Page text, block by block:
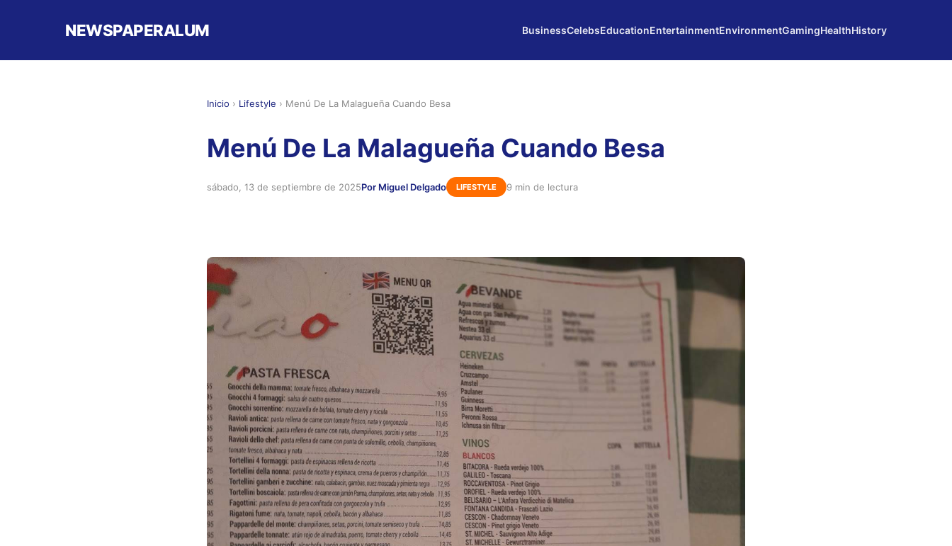
NEWSPAPERALUM BusinessCelebsEducationEntertainmentEnvironmentGamingHealthHistory
Inicio › Lifestyle › Menú De La Malagueña Cuando Besa
Menú De La Malagueña Cuando Besa
sábado, 13 de septiembre de 2025Por Miguel Delgado LIFESTYLE 9 min de lectura